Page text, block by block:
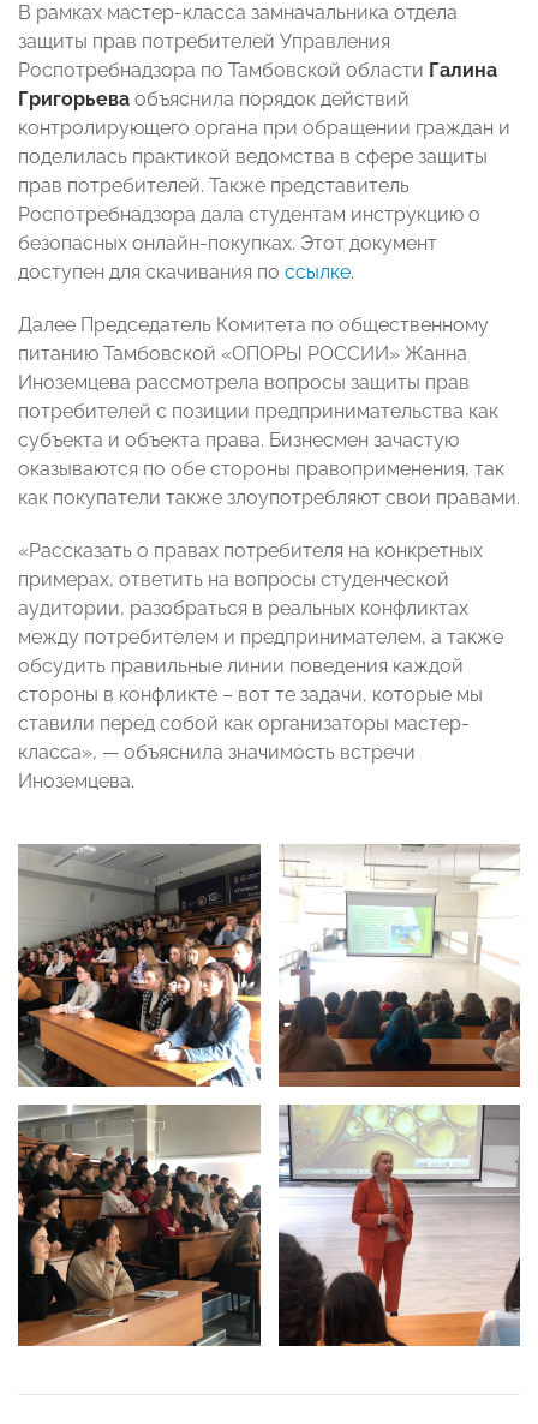
В рамках мастер-класса замначальника отдела
защиты прав потребителей Управления
Роспотребнадзора по Тамбовской области Галина
Григорьева объяснила порядок действий
контролирующего органа при обращении граждан и
поделилась практикой ведомства в сфере защиты
прав потребителей. Также представитель
Роспотребнадзора дала студентам инструкцию о
безопасных онлайн-покупках. Этот документ
доступен для скачивания по ссылке.
Далее Председатель Комитета по общественному
питанию Тамбовской «ОПОРЫ РОССИИ» Жанна
Иноземцева рассмотрела вопросы защиты прав
потребителей с позиции предпринимательства как
субъекта и объекта права. Бизнесмен зачастую
оказываются по обе стороны правоприменения, так
как покупатели также злоупотребляют свои правами.
«Рассказать о правах потребителя на конкретных
примерах, ответить на вопросы студенческой
аудитории, разобраться в реальных конфликтах
между потребителем и предпринимателем, а также
обсудить правильные линии поведения каждой
стороны в конфликте – вот те задачи, которые мы
ставили перед собой как организаторы мастер-
класса», — объяснила значимость встречи
Иноземцева.